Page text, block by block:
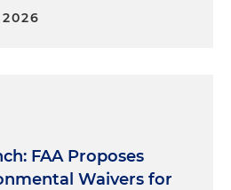
2026
FAA Proposes
Waivers for